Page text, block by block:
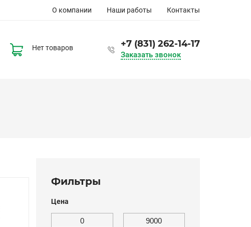
Основная
О компании Наши работы Контакты
Нет товаров +7 (831) 262-14-17
Заказать звонок
Фильтры
Цена